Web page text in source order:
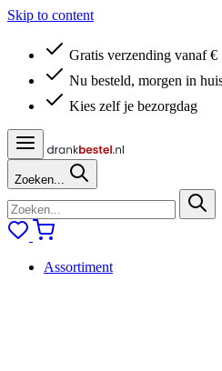
Skip to content
Gratis verzending vanaf €
Nu besteld, morgen in
Kies zelf je bezorgdag
Zoeken...
Assortiment